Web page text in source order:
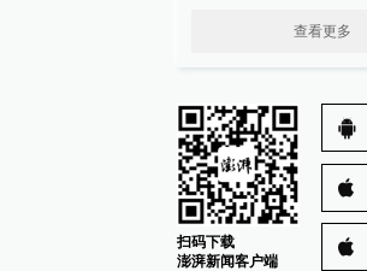
查看更多
扫码下载
澎湃新闻客户端